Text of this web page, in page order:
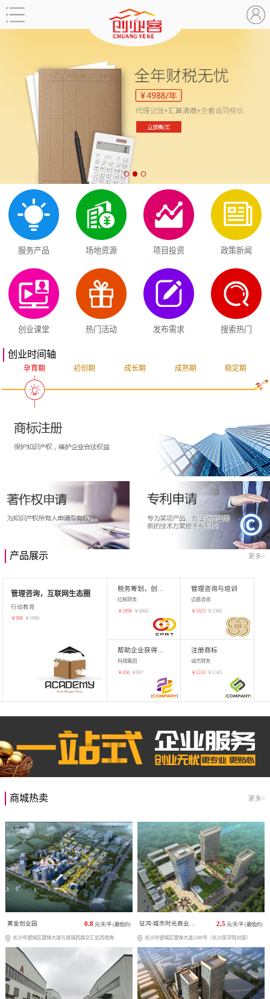
服务产品 场地资源 项目投资 政策新闻
创业课堂 热门活动 发布需求 搜索热门
创业时间轴
孕育期 初创期 成长期 成熟期 稳定期
产品展示 更多>
管理咨询，互联网生态圈
行动教育
￥998 ￥ 1980
红枫财务
￥ 1890 ￥5864
管理咨询与培训
迈晨咨询
￥ 1623 ￥2360
科德集团
￥456 ￥887
注册商标
诚杰财务
￥ 1233 ￥ 1345
商城热卖 更多>
黄金创业园 0.8 元/天/平 (最低价)
长沙市望城区雷锋大道与普瑞西路交汇处西南角
征鸿-城市时光商业广场 2.5 元/天/平 (最低价)
长沙市望城区雷锋大道1389号（长沙医学院对面）